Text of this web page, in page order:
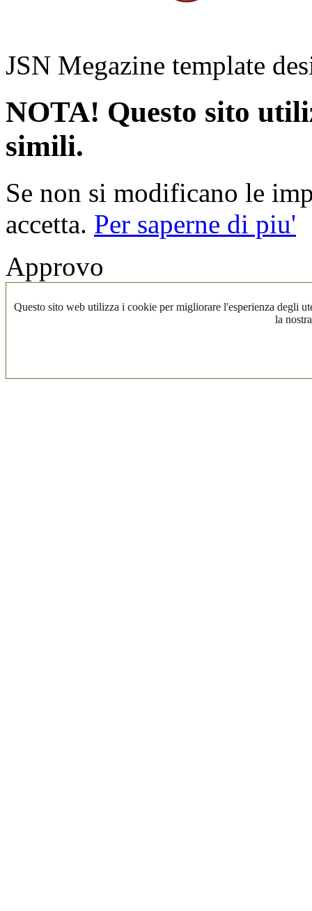
JSN Megazine template
NOTA! Questo sito
simili.
Se non si modificano le
accetta. Per saperne di piu'
Approvo
Questo sito web utilizza i cookie per migliorare l'esperienza degli
la